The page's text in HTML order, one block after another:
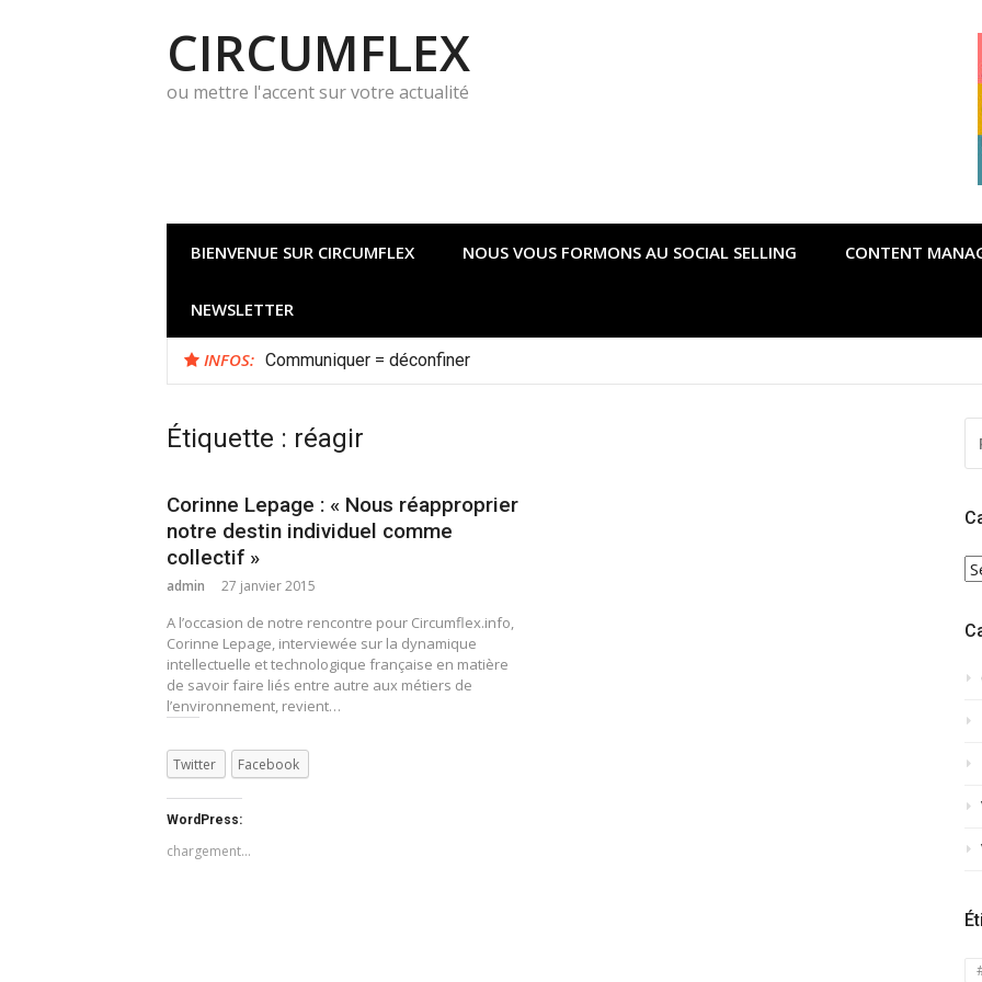
CIRCUMFLEX
ou mettre l'accent sur votre actualité
BIENVENUE SUR CIRCUMFLEX NOUS VOUS FORMONS AU SOCIAL SELLING CONTENT
NEWSLETTER
INFOS: Quelle démarche d’innovation possible pour gérer la crise du Covid ?
Communiquer = déconfiner
Étiquette : réagir
Corinne Lepage : « Nous réapproprier
notre destin individuel comme
collectif »
admin 27 janvier 2015
A l’occasion de notre rencontre pour Circumflex.info,
Corinne Lepage, interviewée sur la dynamique
intellectuelle et technologique française en matière
de savoir faire liés entre autre aux métiers de
l’environnement, revient…
Twitter Facebook
WordPress:
chargement…
: